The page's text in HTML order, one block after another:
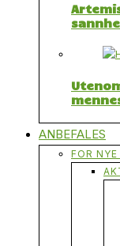
ANBEFALES
FOR NYE